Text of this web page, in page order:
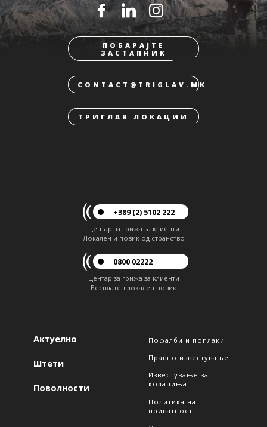
ПОБАРАЈТЕ
ЗАСТАПНИК
CONTACT@TRIGLAV.MK
ТРИГЛАВ ЛОКАЦИИ
+389 (2) 5102 222
Центар за грижа за клиенти
Локален и повик од странство
0800 02222
Центар за грижа за клиенти
Бесплатен локален повик
Актуелно
Штети
Поволности
Пофалби и поплаки
Правно известување
Известување за
колачиња
Политика на
приватност